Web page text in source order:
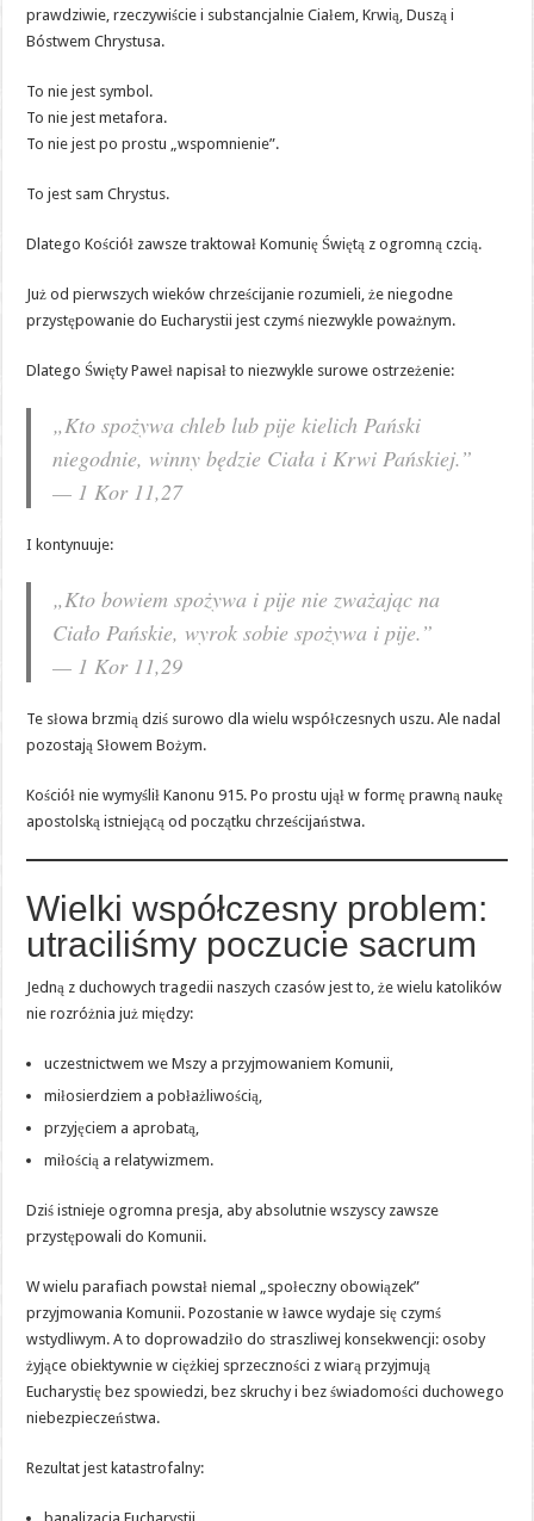
prawdziwie, rzeczywiście i substancjalnie Ciałem, Krwią, Duszą i
Bóstwem Chrystusa.
To nie jest symbol.
To nie jest metafora.
To nie jest po prostu „wspomnienie”.
To jest sam Chrystus.
Dlatego Kościół zawsze traktował Komunię Świętą z ogromną czcią.
Już od pierwszych wieków chrześcijanie rozumieli, że niegodne
przystępowanie do Eucharystii jest czymś niezwykle poważnym.
Dlatego Święty Paweł napisał to niezwykle surowe ostrzeżenie:
„Kto spożywa chleb lub pije kielich Pański
niegodnie, winny będzie Ciała i Krwi Pańskiej.”
— 1 Kor 11,27
I kontynuuje:
„Kto bowiem spożywa i pije nie zważając na
Ciało Pańskie, wyrok sobie spożywa i pije.”
— 1 Kor 11,29
Te słowa brzmią dziś surowo dla wielu współczesnych uszu. Ale nadal
pozostają Słowem Bożym.
Kościół nie wymyślił Kanonu 915. Po prostu ujął w formę prawną naukę
apostolską istniejącą od początku chrześcijaństwa.
Wielki współczesny problem:
utraciliśmy poczucie sacrum
Jedną z duchowych tragedii naszych czasów jest to, że wielu katolików
nie rozróżnia już między:
uczestnictwem we Mszy a przyjmowaniem Komunii,
miłosierdziem a pobłażliwością,
przyjęciem a aprobatą,
miłością a relatywizmem.
Dziś istnieje ogromna presja, aby absolutnie wszyscy zawsze
przystępowali do Komunii.
W wielu parafiach powstał niemal „społeczny obowiązek”
przyjmowania Komunii. Pozostanie w ławce wydaje się czymś
wstydliwym. A to doprowadziło do straszliwej konsekwencji: osoby
żyjące obiektywnie w ciężkiej sprzeczności z wiarą przyjmują
Eucharystię bez spowiedzi, bez skruchy i bez świadomości duchowego
niebezpieczeństwa.
Rezultat jest katastrofalny: